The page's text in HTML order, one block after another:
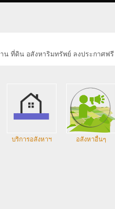
ที่ดิน อสังหาริมทรัพย์ ลงประกาศฟรี
บริการอสังหาฯ อสังหาอื่นๆ